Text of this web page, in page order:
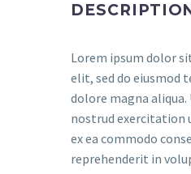
Lorem ipsum dolor
elit, sed do eiusmod
dolore magna
nostrud exercitation
ex ea commodo
reprehenderit in